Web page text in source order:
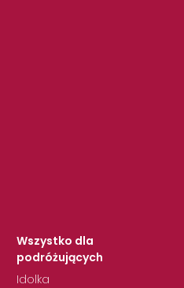
Wszystko dla
podróżujących
Idolka